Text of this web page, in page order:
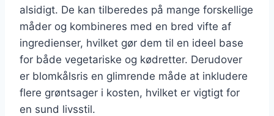
alsidigt. De kan tilberedes på mange forskellige
måder og kombineres med en bred vifte af
ingredienser, hvilket gør dem til en ideel base
for både vegetariske og kødretter. Derudover
er blomkålsris en glimrende måde at inkludere
flere grøntsager i kosten, hvilket er vigtigt for
en sund livsstil.